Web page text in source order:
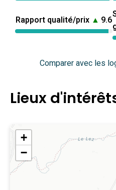
Rapport qualité/prix ▲ 9.6
Comparer avec les
Lieux
+
−